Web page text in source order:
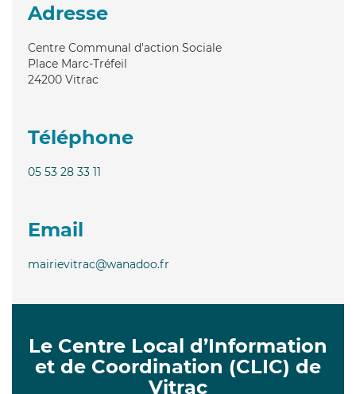
Adresse
Centre Communal d'action Sociale
Place Marc-Tréfeil
24200 Vitrac
Téléphone
05 53 28 33 11
Email
mairievitrac@wanadoo.fr
Le Centre Local d’Information
et de Coordination (CLIC) de
Vitrac